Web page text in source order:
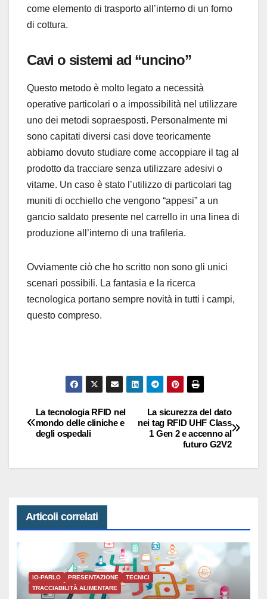
come elemento di trasporto all’interno di un forno
di cottura.
Cavi o sistemi ad “uncino”
Questo metodo è molto legato a necessità
operative particolari o a impossibilità nel utilizzare
uno dei metodi sopraesposti. Personalmente mi
sono capitati diversi casi dove teoricamente
abbiamo dovuto studiare come accoppiare il tag al
prodotto da tracciare senza utilizzare adesivi o
vitame. Un caso è stato l’utilizzo di particolari tag
muniti di occhiello che vengono “appesi” a un
gancio saldato presente nel carrello in una linea di
produzione all’interno di una trafileria.
Ovviamente ciò che ho scritto non sono gli unici
scenari possibili. La fantasia e la ricerca
tecnologica portano sempre novità in tutti i campi,
questo compreso.
Navigazione
articoli
La sicurezza del dato
nei tag RFID UHF Class
1 Gen 2 e accenno al
futuro G2V2
La tecnologia RFID nel
mondo delle cliniche e
degli ospedali
Articoli correlati
IO-PARLO PRESENTAZIONE
TECNICI
TRACCIABILITÀ ALIMENTARE